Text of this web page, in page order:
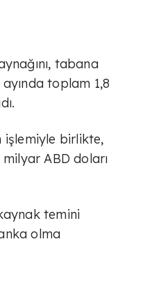
tabana
toplam 1,8
işlemiyle birlikte,
ABD doları
temini
olma